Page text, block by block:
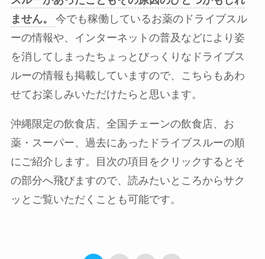
ません。
今でも稼働しているお薬のドライブスル
ーの情報や、インターネットの普及などにより姿
を消してしまったちょっとびっくりなドライブス
ルーの情報も掲載していますので、こちらもあわ
せてお楽しみいただけたらと思います。
沖縄限定の飲食店、全国チェーンの飲食店、お
薬・スーパー、過去にあったドライブスルーの順
にご紹介します。目次の項目をクリックするとそ
の部分へ飛びますので、読みたいところからサク
ッとご覧いただくことも可能です。